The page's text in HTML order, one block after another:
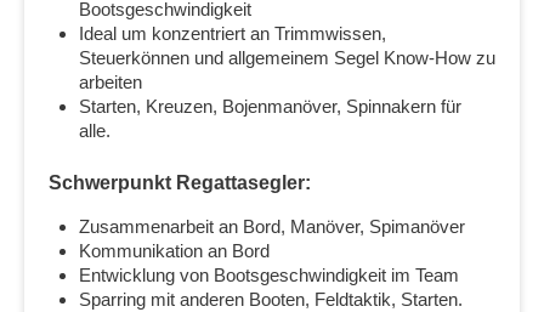
Bootsgeschwindigkeit
Ideal um konzentriert an Trimmwissen,
Steuerkönnen und allgemeinem Segel Know-How zu
arbeiten
Starten, Kreuzen, Bojenmanöver, Spinnakern für
alle.
Schwerpunkt Regattasegler:
Zusammenarbeit an Bord, Manöver, Spimanöver
Kommunikation an Bord
Entwicklung von Bootsgeschwindigkeit im Team
Sparring mit anderen Booten, Feldtaktik, Starten.